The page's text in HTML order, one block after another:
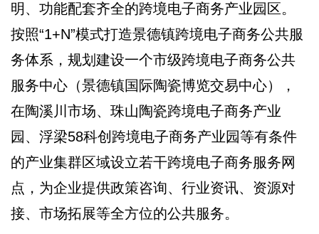
明、功能配套齐全的跨境电子商务产业园区。
按照“1+N”模式打造景德镇跨境电子商务公共服
务体系，规划建设一个市级跨境电子商务公共
服务中心（景德镇国际陶瓷博览交易中心），
在陶溪川市场、珠山陶瓷跨境电子商务产业
园、浮梁58科创跨境电子商务产业园等有条件
的产业集群区域设立若干跨境电子商务服务网
点，为企业提供政策咨询、行业资讯、资源对
接、市场拓展等全方位的公共服务。